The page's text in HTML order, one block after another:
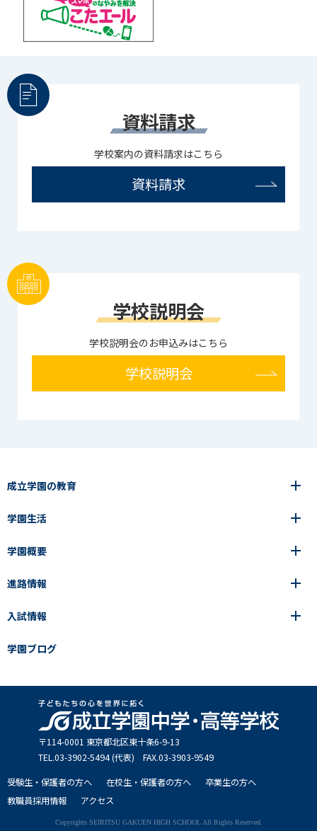
資料請求
学校案内の資料請求はこちら
資料請求
学校説明会
学校説明会のお申込みはこちら
学校説明会
成立学園の教育
6年間の一貫教育
中学校
高等学校
成立メソッド
教科指導の特徴
卒業生の声
中学校
成立メソッド
卒業生の声
成立学園ならではの教育
見える学力×見えない学力
学園生活
年間行事
施設紹介
制服
学園ブログ
学園概要
学園の歩み
アクセス
進路情報
進路・進学
入試情報
中学入試Q&A
入試結果
説明会・イベント日程
出願方法・募集要項
学園ブログ
〒114-0001 東京都北区東⼗条6-9-13
TEL.03-3902-5494 (代表) FAX.03-3903-9549
受験生・保護者の方へ
在校生・保護者の方へ
卒業生の方へ
教職員採用情報
アクセス
Copyrights SEIRITSU GAKUEN HIGH SCHOOL All Rights Reserved.